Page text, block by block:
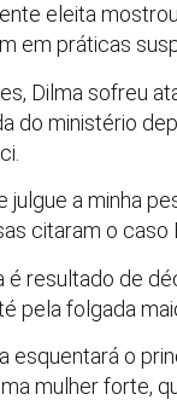
eleita
em práticas
Dilma sofreu
do ministério
julgue a minha
citaram o
é resultado de
pela folgada
esquentará o
mulher forte,